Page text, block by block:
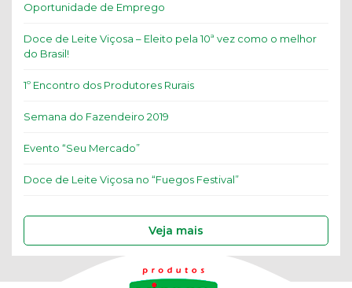
Oportunidade de Emprego
Doce de Leite Viçosa – Eleito pela 10ª vez como o melhor
do Brasil!
1º Encontro dos Produtores Rurais
Semana do Fazendeiro 2019
Evento “Seu Mercado”
Doce de Leite Viçosa no “Fuegos Festival”
Veja mais